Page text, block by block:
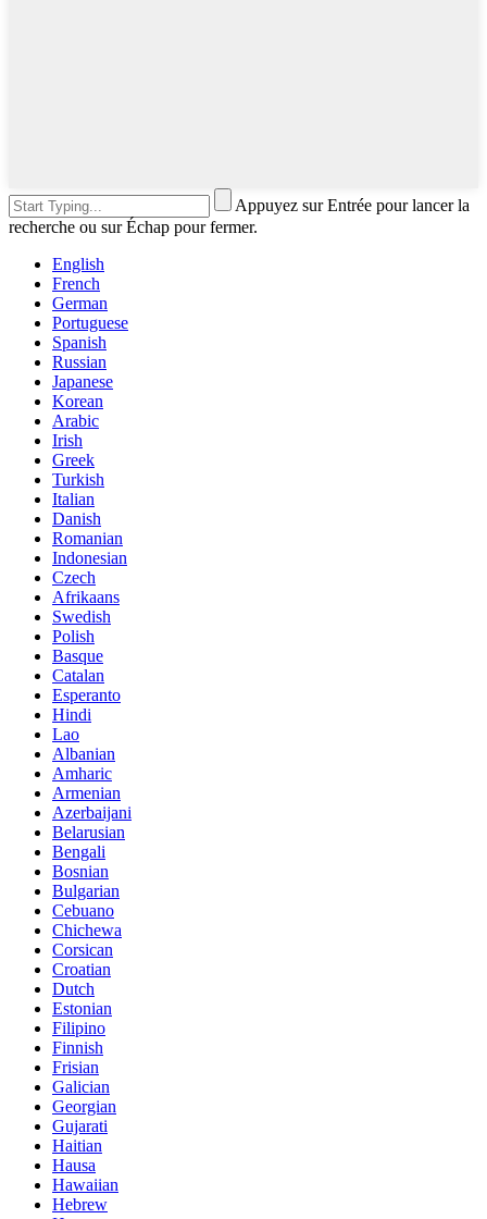
Appuyez sur Entrée pour lancer la
recherche ou sur Échap pour fermer.
English
French
German
Portuguese
Spanish
Russian
Japanese
Korean
Arabic
Irish
Greek
Turkish
Italian
Danish
Romanian
Indonesian
Czech
Afrikaans
Swedish
Polish
Basque
Catalan
Esperanto
Hindi
Lao
Albanian
Amharic
Armenian
Azerbaijani
Belarusian
Bengali
Bosnian
Bulgarian
Cebuano
Chichewa
Corsican
Croatian
Dutch
Estonian
Filipino
Finnish
Frisian
Galician
Georgian
Gujarati
Haitian
Hausa
Hawaiian
Hebrew